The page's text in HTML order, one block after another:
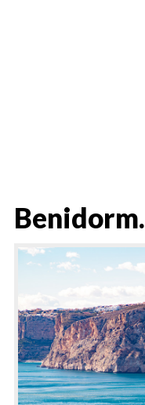
Benidorm.